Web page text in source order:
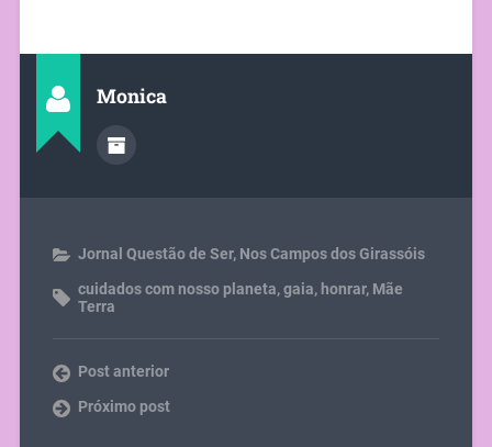
Monica
Jornal Questão de Ser, Nos Campos dos Girassóis
cuidados com nosso planeta,gaia, honrar, Mãe
Terra
Post anterior
Próximo post